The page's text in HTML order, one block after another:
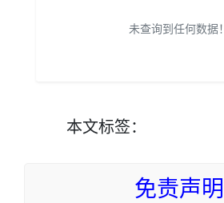
未查询到任何数据！
本文标签：
免责声明